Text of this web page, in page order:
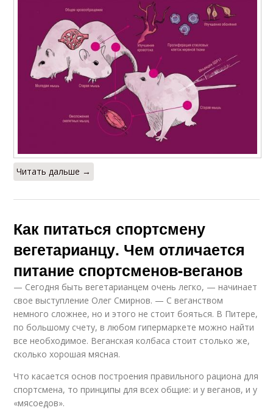
Читать дальше →
Как питаться спортсмену
вегетарианцу. Чем отличается
питание спортсменов-веганов
— Сегодня быть вегетарианцем очень легко, — начинает
свое выступление Олег Смирнов. — С веганством
немного сложнее, но и этого не стоит бояться. В Питере,
по большому счету, в любом гипермаркете можно найти
все необходимое. Веганская колбаса стоит столько же,
сколько хорошая мясная.
Что касается основ построения правильного рациона для
спортсмена, то принципы для всех общие: и у веганов, и у
«мясоедов».